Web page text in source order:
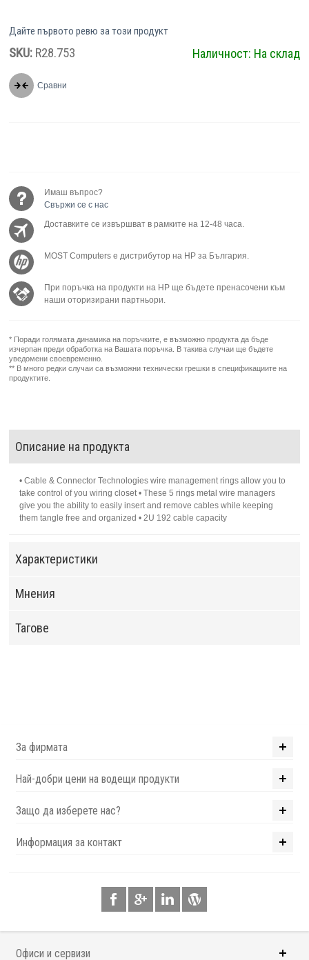
Дайте първото ревю за този продукт
SKU: R28.753 Наличност: На склад
Сравни
Имаш въпрос?
Свържи се с нас
Доставките се извършват в рамките на 12-48 часа.
MOST Computers е дистрибутор на HP за България.
При поръчка на продукти на HP ще бъдете пренасочени към
наши оторизирани партньори.
* Поради голямата динамика на поръчките, е възможно продукта да бъде
изчерпан преди обработка на Вашата поръчка. В такива случаи ще бъдете
уведомени своевременно.
** В много редки случаи са възможни технически грешки в спецификациите на
продуктите.
Описание на продукта
• Cable & Connector Technologies wire management rings allow you to
take control of you wiring closet • These 5 rings metal wire managers
give you the ability to easily insert and remove cables while keeping
them tangle free and organized • 2U 192 cable capacity
Характеристики
Мнения
Тагове
За фирмата
Най-добри цени на водещи продукти
Защо да изберете нас?
Информация за контакт
Офиси и сервизи